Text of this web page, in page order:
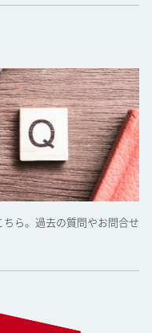
ら。過去の質問やお問合せ